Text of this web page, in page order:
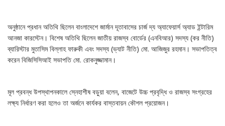
অনুষ্ঠানে প্রধান অতিথি ছিলেন বাংলাদেশে জার্মান দূতাবাসের চার্জ দ্য অ্যাফেয়ার্স অ্যাড ইন্টারিম
আনজা কারস্টেন। বিশেষ অতিথি ছিলেন জাতীয় রাজস্ব বোর্ডের (এনবিআর) সদস্য (কর নীতি)
ব্যারিস্টার মুতাসিম বিল্লাহ ফারুকী এবং সদস্য (ভ্যাট নীতি) মো. আজিজুর রহমান। সভাপতিত্ব
করেন বিজিসিসিআই সভাপতি মো. রোকনুজ্জামান।
মূল প্রবন্ধ উপস্থাপনকালে স্নেহাশীষ বড়ুয়া বলেন, বাজেটে উচ্চ প্রবৃদ্ধি ও রাজস্ব সংগ্রহের
লক্ষ্য নির্ধারণ করা হলেও তা অর্জনে কার্যকর বাস্তবায়ন কৌশল প্রয়োজন।